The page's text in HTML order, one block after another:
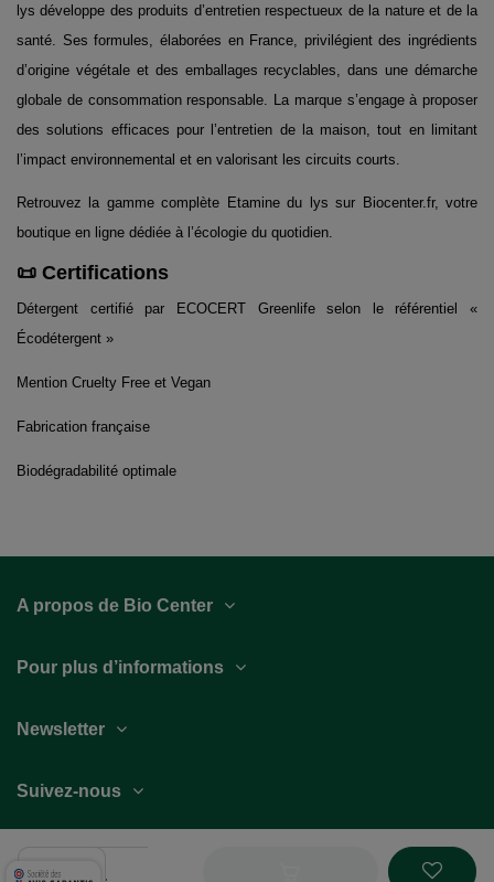
lys développe des produits d’entretien respectueux de la nature et de la
santé. Ses formules, élaborées en France, privilégient des ingrédients
d’origine végétale et des emballages recyclables, dans une démarche
globale de consommation responsable. La marque s’engage à proposer
des solutions efficaces pour l’entretien de la maison, tout en limitant
l’impact environnemental et en valorisant les circuits courts.
Retrouvez la gamme complète Etamine du lys sur Biocenter.fr, votre
boutique en ligne dédiée à l’écologie du quotidien.
📜 Certifications
Détergent certifié par ECOCERT Greenlife selon le référentiel «
Écodétergent »
Mention Cruelty Free et Vegan
Fabrication française
Biodégradabilité optimale
A propos de Bio Center
Pour plus d’informations
Suivez-nous
Newsletter